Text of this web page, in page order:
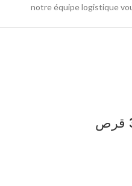
notre équipe logistique